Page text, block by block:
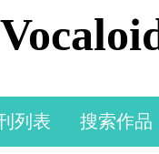
列表 搜索作品